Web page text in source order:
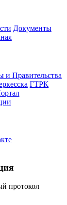
Документы
и Правительства
ГТРК
протокол